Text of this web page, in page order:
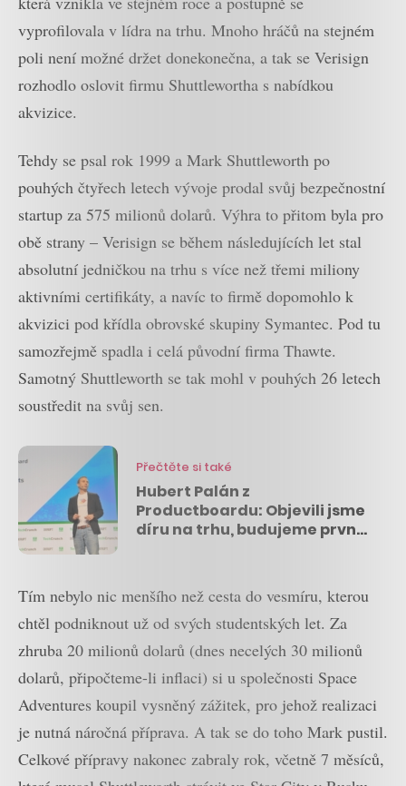
vyprofilovala v lídra na trhu. Mnoho hráčů na stejném
poli není možné držet donekonečna, a tak se Verisign
rozhodlo oslovit firmu Shuttlewortha s nabídkou
akvizice.
Tehdy se psal rok 1999 a Mark Shuttleworth po
pouhých čtyřech letech vývoje prodal svůj bezpečnostní
startup za 575 milionů dolarů. Výhra to přitom byla pro
obě strany – Verisign se během následujících let stal
absolutní jedničkou na trhu s více než třemi miliony
aktivními certifikáty, a navíc to firmě dopomohlo k
akvizici pod křídla obrovské skupiny Symantec. Pod tu
samozřejmě spadla i celá původní firma Thawte.
Samotný Shuttleworth se tak mohl v pouhých 26 letech
soustředit na svůj sen.
Přečtěte si také
Hubert Palán z
Productboardu: Objevili jsme
díru na trhu, budujeme první
Tím nebylo nic menšího než cesta do vesmíru, kterou
chtěl podniknout už od svých studentských let. Za
zhruba 20 milionů dolarů (dnes necelých 30 milionů
dolarů, připočteme-li inflaci) si u společnosti Space
Adventures koupil vysněný zážitek, pro jehož realizaci
je nutná náročná příprava. A tak se do toho Mark pustil.
Celkové přípravy nakonec zabraly rok, včetně 7 měsíců,